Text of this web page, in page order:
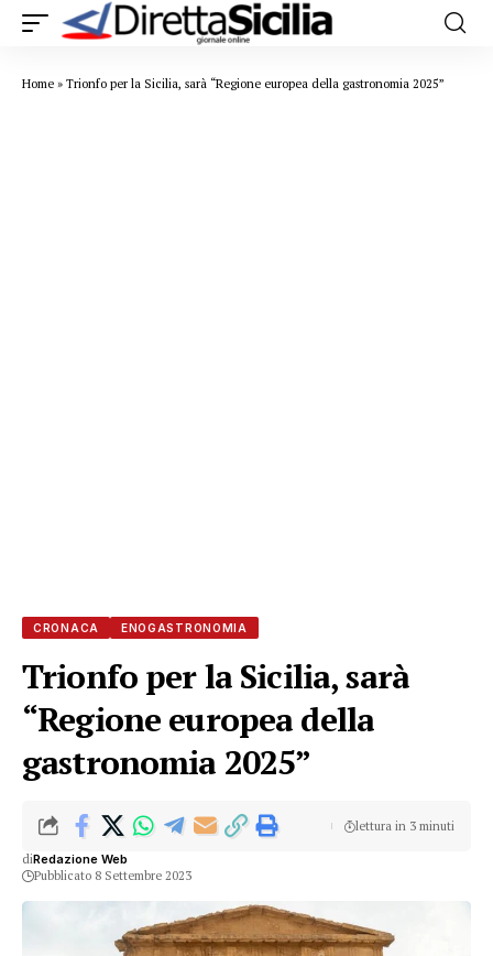
Home » Trionfo per la Sicilia, sarà “Regione europea della gastronomia 2025”
CRONACA ENOGASTRONOMIA
Trionfo per la Sicilia, sarà
“Regione europea della
gastronomia 2025”
diRedazione Web
Pubblicato 8 Settembre 2023
lettura in 3 minuti